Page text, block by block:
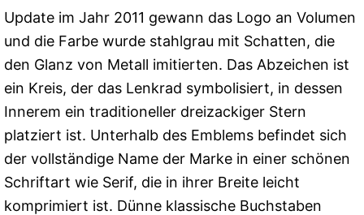
Update im Jahr 2011 gewann das Logo an Volumen
und die Farbe wurde stahlgrau mit Schatten, die
den Glanz von Metall imitierten. Das Abzeichen ist
ein Kreis, der das Lenkrad symbolisiert, in dessen
Innerem ein traditioneller dreizackiger Stern
platziert ist. Unterhalb des Emblems befindet sich
der vollständige Name der Marke in einer schönen
Schriftart wie Serif, die in ihrer Breite leicht
komprimiert ist. Dünne klassische Buchstaben